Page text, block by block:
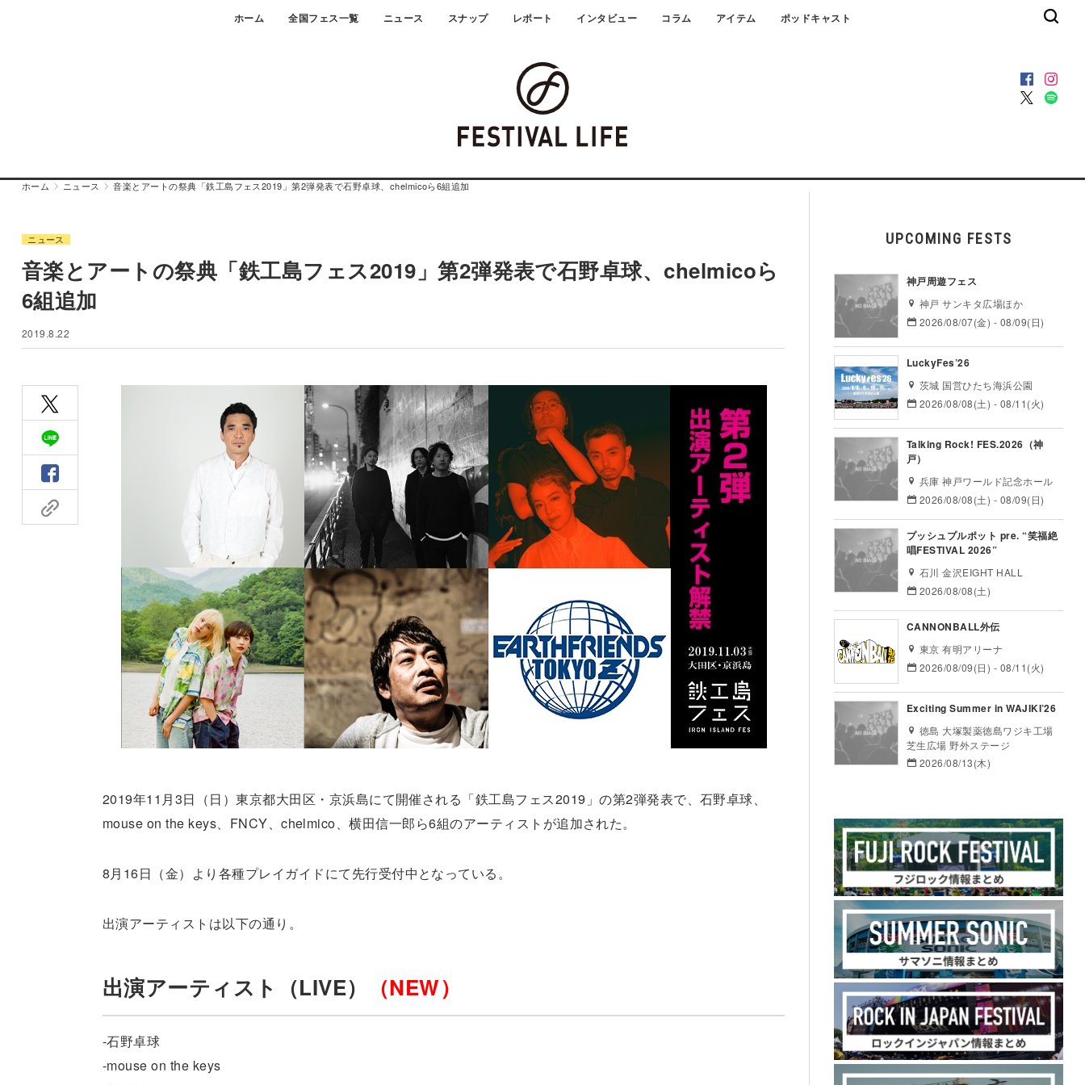
ホーム 全国フェス一覧 ニュース スナップ レポート インタビュー コラム アイテム ポッドキャスト
ホーム ニュース 音楽とアートの祭典「鉄工島フェス2019」第2弾発表で石野卓球、chelmicoら6組追加
ニュース
音楽とアートの祭典「鉄工島フェス2019」第2弾発表で石野卓球、chelmicoら
6組追加
2019.8.22
2019年11月3日（日）東京都大田区・京浜島にて開催される「鉄工島フェス2019」の第2弾発表で、石野卓球、
mouse on the keys、FNCY、chelmico、横田信一郎ら6組のアーティストが追加された。
8月16日（金）より各種プレイガイドにて先行受付中となっている。
出演アーティストは以下の通り。
出演アーティスト（LIVE） （NEW）
-石野卓球
-mouse on the keys
UPCOMING FESTS
神戸周遊フェス
神戸 サンキタ広場ほか
2026/08/07(金) - 08/09(日)
LuckyFes’26
茨城 国営ひたち海浜公園
2026/08/08(土) - 08/11(火)
Talking Rock! FES.2026（神
戸）
兵庫 神戸ワールド記念ホール
2026/08/08(土) - 08/09(日)
プッシュプルポット pre. “笑福絶
唱FESTIVAL 2026”
石川 金沢EIGHT HALL
2026/08/08(土)
CANNONBALL外伝
東京 有明アリーナ
2026/08/09(日) - 08/11(火)
Exciting Summer in WAJIKI’26
徳島 大塚製薬徳島ワジキ工場
芝生広場 野外ステージ
2026/08/13(木)